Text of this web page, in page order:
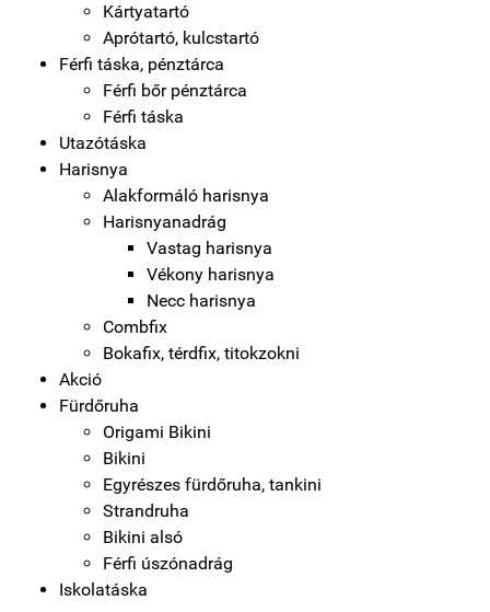
Kártyatartó
Aprótartó, kulcstartó
Férfi táska, pénztárca
Férfi bőr pénztárca
Férfi táska
Utazótáska
Harisnya
Alakformáló harisnya
Harisnyanadrág
Vastag harisnya
Vékony harisnya
Necc harisnya
Combfix
Bokafix, térdfix, titokzokni
Akció
Fürdőruha
Origami Bikini
Bikini
Egyrészes fürdőruha, tankini
Strandruha
Bikini alsó
Férfi úszónadrág
Iskolatáska